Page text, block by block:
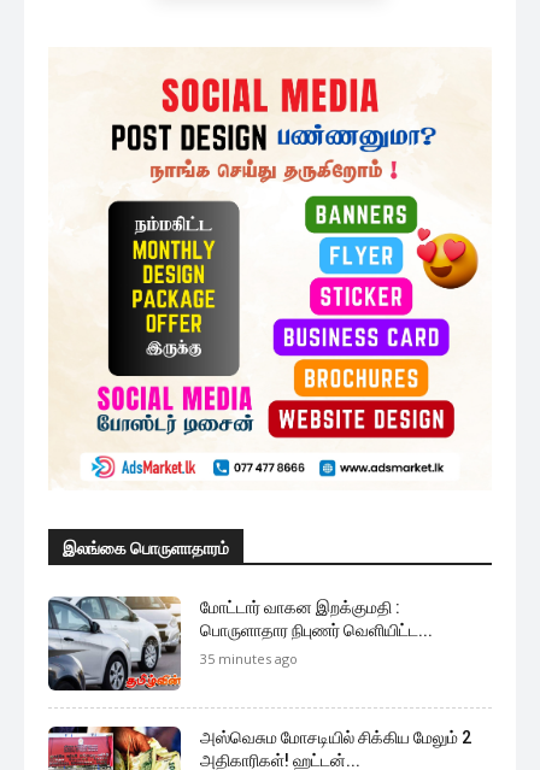
இலங்கை பொருளாதாரம்
மோட்டார் வாகன இறக்குமதி :
பொருளாதார நிபுணர் வெளியிட்ட...
35 minutes ago
அஸ்வெசும மோசடியில் சிக்கிய மேலும் 2
அதிகாரிகள்! ஹட்டன்...